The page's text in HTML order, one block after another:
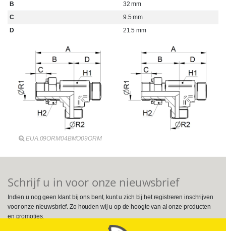
B
32 mm
C
9.5 mm
D
21.5 mm
EUA.09ORM04BMO09ORM
Schrijf u in voor onze nieuwsbrief
Indien u nog geen klant bij ons bent, kunt u zich bij het registreren inschrijven
voor onze nieuwsbrief. Zo houden wij u op de hoogte van al onze producten
en promoties.